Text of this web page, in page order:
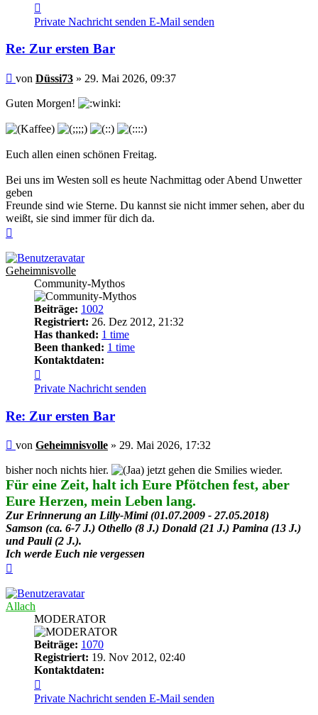
von
Düssi73
Private Nachricht senden E-Mail senden
Re: Zur ersten Bar
Beitrag
von Düssi73 » 29. Mai 2026, 09:37
Guten Morgen!
Euch allen einen schönen Freitag.
Bei uns im Westen soll es heute Nachmittag oder Abend Unwetter
geben
Freunde sind wie Sterne. Du kannst sie nicht immer sehen, aber du
weißt, sie sind immer für dich da.
Geheimnisvolle
Community-Mythos
Beiträge: 1002
Registriert: 26. Dez 2012, 21:32
Has thanked: 1 time
Been thanked: 1 time
Kontaktdaten:
von
Geheimnisvolle
Private Nachricht senden
Re: Zur ersten Bar
Beitrag
von Geheimnisvolle » 29. Mai 2026, 17:32
bisher noch nichts hier. jetzt gehen die Smilies wieder.
Für eine Zeit, halt ich Eure Pfötchen fest, aber
Eure Herzen, mein Leben lang.
Zur Erinnerung an Lilly-Mimi (01.07.2009 - 27.05.2018)
Samson (ca. 6-7 J.) Othello (8 J.) Donald (21 J.) Pamina (13 J.)
und Pauli (2 J.).
Ich werde Euch nie vergessen
Allach
MODERATOR
Beiträge: 1070
Registriert: 19. Nov 2012, 02:40
Kontaktdaten:
von
Allach
Private Nachricht senden E-Mail senden